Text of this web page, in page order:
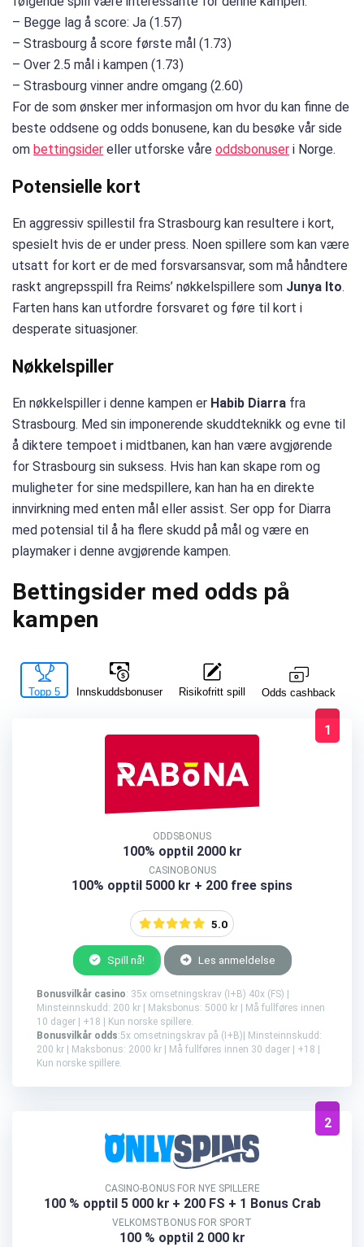
– Begge lag å score: Ja (1.57)
– Strasbourg å score første mål (1.73)
– Over 2.5 mål i kampen (1.73)
– Strasbourg vinner andre omgang (2.60)
For de som ønsker mer informasjon om hvor du kan finne de
beste oddsene og odds bonusene, kan du besøke vår side
om bettingsider eller utforske våre oddsbonuser i Norge.
Potensielle kort
En aggressiv spillestil fra Strasbourg kan resultere i kort,
spesielt hvis de er under press. Noen spillere som kan være
utsatt for kort er de med forsvarsansvar, som må håndtere
raskt angrepsspill fra Reims’ nøkkelspillere som Junya Ito.
Farten hans kan utfordre forsvaret og føre til kort i
desperate situasjoner.
Nøkkelspiller
En nøkkelspiller i denne kampen er Habib Diarra fra
Strasbourg. Med sin imponerende skuddteknikk og evne til
å diktere tempoet i midtbanen, kan han være avgjørende
for Strasbourg sin suksess. Hvis han kan skape rom og
muligheter for sine medspillere, kan han ha en direkte
innvirkning med enten mål eller assist. Ser opp for Diarra
med potensial til å ha flere skudd på mål og være en
playmaker i denne avgjørende kampen.
Bettingsider med odds på
kampen
Topp 5 Innskuddsbonuser Risikofritt spill Odds cashback
1
ODDSBONUS
100% opptil 2000 kr
CASINOBONUS
100% opptil 5000 kr + 200 free spins
5.0
Spill nå! Les anmeldelse
Bonusvilkår casino: 35x omsetningskrav (I+B) 40x (FS) |
Minsteinnskudd: 200 kr | Maksbonus: 5000 kr | Må fullføres innen
10 dager | +18 | Kun norske spillere.
Bonusvilkår odds:5x omsetningskrav på (I+B)| Minsteinnskudd:
200 kr | Maksbonus: 2000 kr | Må fullføres innen 30 dager | +18 |
Kun norske spillere.
2
CASINO-BONUS FOR NYE SPILLERE
100 % opptil 5 000 kr + 200 FS + 1 Bonus Crab
VELKOMSTBONUS FOR SPORT
100 % opptil 2 000 kr